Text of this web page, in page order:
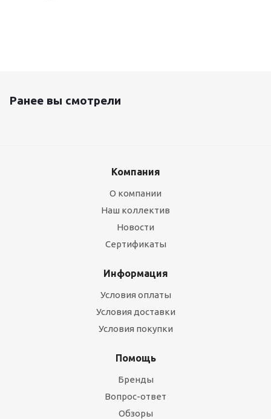
Ранее вы смотрели
Компания
О компании
Наш коллектив
Новости
Сертификаты
Информация
Условия оплаты
Условия доставки
Условия покупки
Помощь
Бренды
Вопрос-ответ
Обзоры